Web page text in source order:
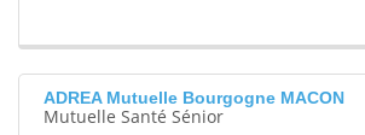
ADREA Mutuelle Bourgogne MACON
Mutuelle Santé Sénior